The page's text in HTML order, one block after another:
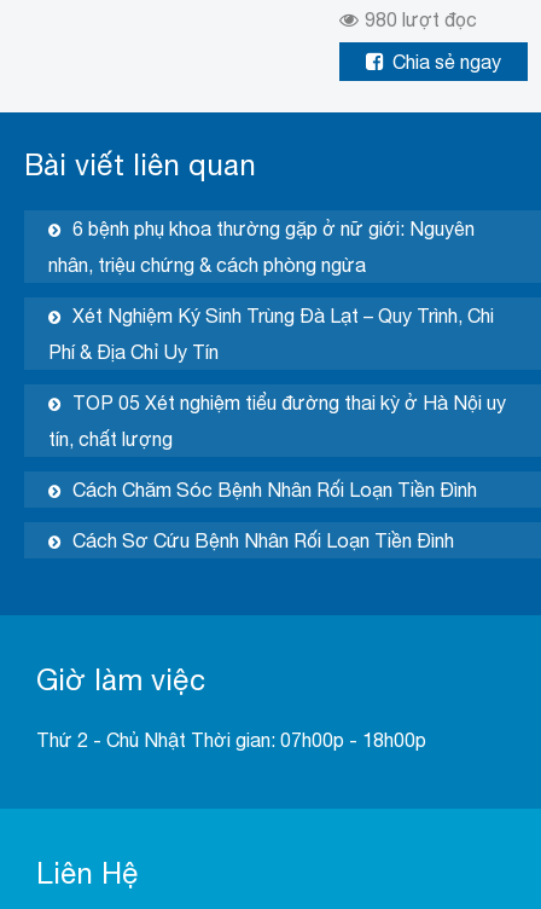
980 lượt đọc
Chia sẻ ngay
Bài viết liên quan
6 bệnh phụ khoa thường gặp ở nữ giới: Nguyên
nhân, triệu chứng & cách phòng ngừa
Xét Nghiệm Ký Sinh Trùng Đà Lạt – Quy Trình, Chi
Phí & Địa Chỉ Uy Tín
TOP 05 Xét nghiệm tiểu đường thai kỳ ở Hà Nội uy
tín, chất lượng
Cách Chăm Sóc Bệnh Nhân Rối Loạn Tiền Đình
Cách Sơ Cứu Bệnh Nhân Rối Loạn Tiền Đình
Giờ làm việc
Thứ 2 - Chủ Nhật Thời gian: 07h00p - 18h00p
Liên Hệ